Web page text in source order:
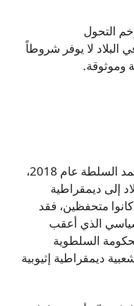
التحول
البلاد لا يوفر شروطاً
وموثوقة.
عندما تولى رئيس الوزراء أبيي أحمد السلطة عام 2018،
إلى ديمقراطية
متحفظين، فقد
الذي أعقب
السلطوية
ديمقراطية إثيوبية